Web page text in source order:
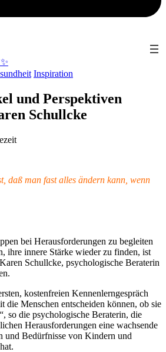
Inspiration
und Perspektiven
Schullcke
daß man fast alles ändern kann, wenn
bei Herausforderungen zu begleiten
ihre innere Stärke wieder zu finden, ist
Schullcke, psychologische Beraterin
kostenfreien Kennenlerngespräch
die Menschen entscheiden können, ob sie
so die psychologische Beraterin, die
Herausforderungen eine wachsende
und Bedürfnisse von Kindern und